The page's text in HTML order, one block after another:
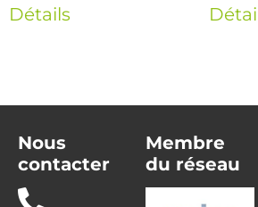
Détails
Nous
contacter
Membre
du réseau